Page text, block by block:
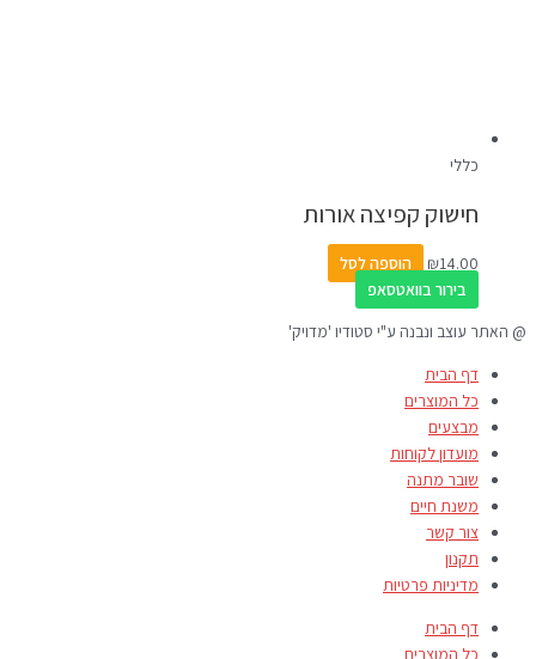
כללי
חישוק קפיצה אורות
₪14.00
הוספה לסל
בירור בוואטסאפ
@ האתר עוצב ונבנה ע"י סטודיו 'מדויק'
דף הבית
כל המוצרים
מבצעים
מועדון לקוחות
שובר מתנה
משנת חיים
צור קשר
תקנון
מדיניות פרטיות
דף הבית
כל המוצרים